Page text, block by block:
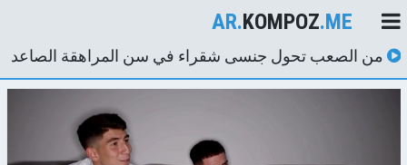
AR.KOMPOZ.ME
من الصعب تحول جنسى شقراء في سن المراهقة الصاعد
يريد تجربة ثلاثة الديوك في وقت واحد. شرجي, موانئ دبي,